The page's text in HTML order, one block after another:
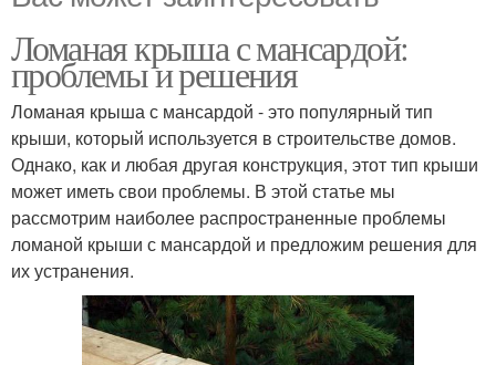
Ломаная крыша с мансардой:
проблемы и решения
Ломаная крыша с мансардой - это популярный тип
крыши, который используется в строительстве домов.
Однако, как и любая другая конструкция, этот тип крыши
может иметь свои проблемы. В этой статье мы
рассмотрим наиболее распространенные проблемы
ломаной крыши с мансардой и предложим решения для
их устранения.